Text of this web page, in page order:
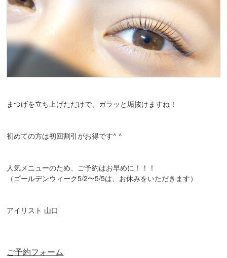
まつげを立ち上げただけで、ガラッと垢抜けますね！
初めての方は初回割引がお得です^ ^
人気メニューのため、ご予約はお早めに！！！
（ゴールデンウィーク5/2〜5/5は、お休みをいただきます）
アイリスト 山口
ご予約フォーム